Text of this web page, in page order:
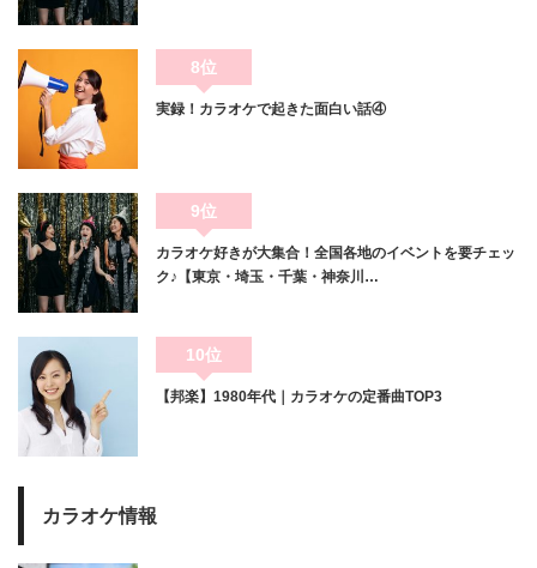
8位
実録！カラオケで起きた面白い話④
9位
カラオケ好きが大集合！全国各地のイベントを要チェッ
ク♪【東京・埼玉・千葉・神奈川…
10位
【邦楽】1980年代｜カラオケの定番曲TOP3
カラオケ情報